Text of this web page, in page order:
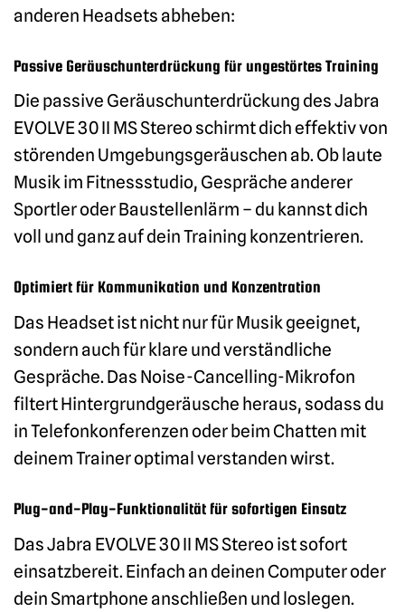
anderen Headsets abheben:
Passive Geräuschunterdrückung für ungestörtes Training
Die passive Geräuschunterdrückung des Jabra
EVOLVE 30 II MS Stereo schirmt dich effektiv von
störenden Umgebungsgeräuschen ab. Ob laute
Musik im Fitnessstudio, Gespräche anderer
Sportler oder Baustellenlärm – du kannst dich
voll und ganz auf dein Training konzentrieren.
Optimiert für Kommunikation und Konzentration
Das Headset ist nicht nur für Musik geeignet,
sondern auch für klare und verständliche
Gespräche. Das Noise-Cancelling-Mikrofon
filtert Hintergrundgeräusche heraus, sodass du
in Telefonkonferenzen oder beim Chatten mit
deinem Trainer optimal verstanden wirst.
Plug-and-Play-Funktionalität für sofortigen Einsatz
Das Jabra EVOLVE 30 II MS Stereo ist sofort
einsatzbereit. Einfach an deinen Computer oder
dein Smartphone anschließen und loslegen.